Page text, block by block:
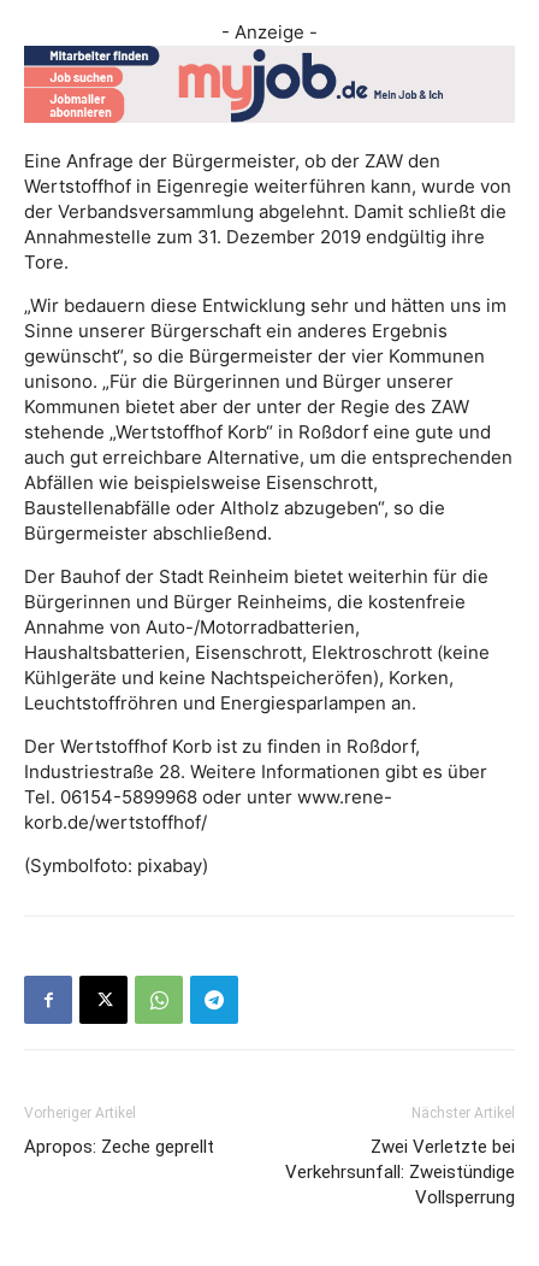
- Anzeige -
Eine Anfrage der Bürgermeister, ob der ZAW den
Wertstoffhof in Eigenregie weiterführen kann, wurde von
der Verbandsversammlung abgelehnt. Damit schließt die
Annahmestelle zum 31. Dezember 2019 endgültig ihre
Tore.
„Wir bedauern diese Entwicklung sehr und hätten uns im
Sinne unserer Bürgerschaft ein anderes Ergebnis
gewünscht“, so die Bürgermeister der vier Kommunen
unisono. „Für die Bürgerinnen und Bürger unserer
Kommunen bietet aber der unter der Regie des ZAW
stehende „Wertstoffhof Korb“ in Roßdorf eine gute und
auch gut erreichbare Alternative, um die entsprechenden
Abfällen wie beispielsweise Eisenschrott,
Baustellenabfälle oder Altholz abzugeben“, so die
Bürgermeister abschließend.
Der Bauhof der Stadt Reinheim bietet weiterhin für die
Bürgerinnen und Bürger Reinheims, die kostenfreie
Annahme von Auto-/Motorradbatterien,
Haushaltsbatterien, Eisenschrott, Elektroschrott (keine
Kühlgeräte und keine Nachtspeicheröfen), Korken,
Leuchtstoffröhren und Energiesparlampen an.
Der Wertstoffhof Korb ist zu finden in Roßdorf,
Industriestraße 28. Weitere Informationen gibt es über
Tel. 06154-5899968 oder unter www.rene-
korb.de/wertstoffhof/
(Symbolfoto: pixabay)
Vorheriger Artikel
Apropos: Zeche geprellt
Nächster Artikel
Zwei Verletzte bei
Verkehrsunfall: Zweistündige
Vollsperrung